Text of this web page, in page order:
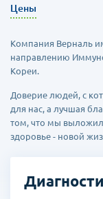
Цены
Компания Верналь
направлению
Кореи.
Доверие людей, с
для нас, а лучшая
том, что мы
здоровье - новой